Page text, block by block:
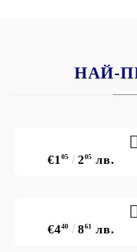
НАЙ-
€105 205 лв.
€440 861 лв.